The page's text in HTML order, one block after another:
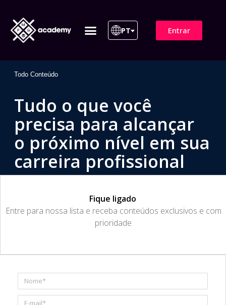
PT Entrar
Todo Conteúdo
Tudo o que você
precisa para alcançar
o próximo nível em sua
carreira profissional
Fique ligado
​Entre para nossa lista e receba conteúdos exclusivos e com
prioridade